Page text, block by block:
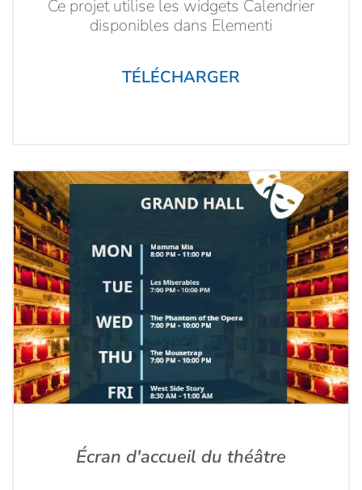
Ce projet utilise les widgets Calendrier
disponibles dans Elementi
TÉLÉCHARGER
Écran d'accueil du théâtre